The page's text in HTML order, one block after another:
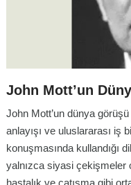
John Mott’un
John Mott’un dünya
anlayışı ve uluslararası iş
konuşmasında kullandığı
yalnızca siyasi çekişmeler
hastalık ve çatışma gibi